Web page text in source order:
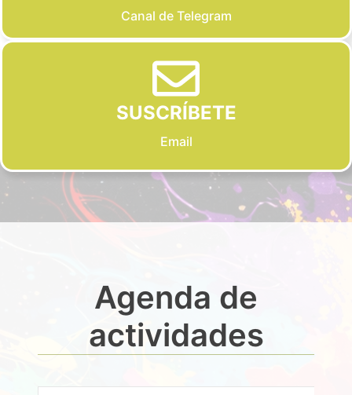
Canal de Telegram
SUSCRÍBETE
Email
Agenda de
actividades